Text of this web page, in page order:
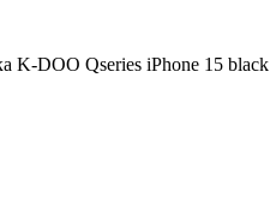
K-DOO Qseries iPhone 15 black